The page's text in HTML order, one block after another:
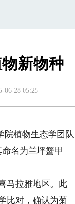
新物种
06-28 05:25
院植物生态学团队
名为兰坪蟹甲
马拉雅地区。此
比对，确认为菊